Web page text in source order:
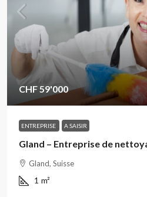
CHF 59'000
ENTREPRISE A SAISIR
Gland – Entreprise de
Gland, Suisse
1 m²